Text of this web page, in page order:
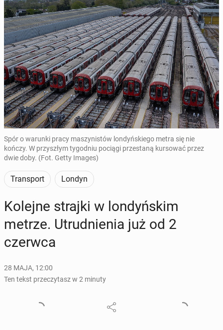
Spór o warunki pracy maszynistów londyńskiego metra się nie
kończy. W przyszłym tygodniu pociągi przestaną kursować przez
dwie doby. (Fot. Getty Images)
Transport Londyn
Kolejne strajki w lon­dyń­skim
metrze. Utrud­nie­nia już od 2
czerwca
28 MAJA, 12:00
Ten tekst przeczytasz w 2 minuty